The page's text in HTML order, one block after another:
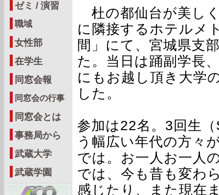
ゼミ / 演習
職域
女性部
在学生
同窓会報
同窓会の行事
同窓会とは
事務局から
武蔵大学
武蔵学園
杜の都仙台が美し
に隣接するホテルメ
間」にて、宮城県支
た。当日は踊副学長
にもお越し頂き大学
した。
参加は22名。3回生
う幅広い年代の方々
では。お一人お一人
では、今も昔も変わ
感じたり、また現在